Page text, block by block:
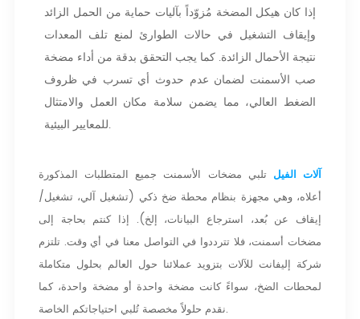
إذا كان هيكل المضخة مُزوّداً بآليات حماية من الحمل الزائد
وإيقاف التشغيل في حالات الطوارئ لمنع تلف المعدات
نتيجة الأحمال الزائدة. كما يجب التحقق بدقة من أداء مضخة
صب الأسمنت لضمان عدم حدوث أي تسرب في ظروف
الضغط العالي، مما يضمن سلامة مكان العمل والامتثال
للمعايير البيئية.
آلات الفيل تلبي مضخات الأسمنت جميع المتطلبات المذكورة
أعلاه، وهي مجهزة بنظام محطة ضخ ذكي (تشغيل آلي، تشغيل/
إيقاف عن بُعد، استرجاع البيانات، إلخ). إذا كنتم بحاجة إلى
مضخات أسمنت، فلا تترددوا في التواصل معنا في أي وقت. تلتزم
شركة إليفانت للآلات بتزويد عملائنا حول العالم بحلول متكاملة
لمحطات الضخ، سواءً كانت مضخة واحدة أو مضخة واحدة، كما
نقدم حلولاً مخصصة تُلبي احتياجاتكم الخاصة.